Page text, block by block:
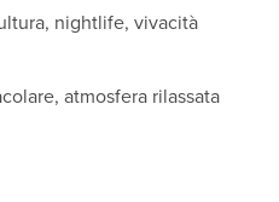
nightlife, vivacità
atmosfera rilassata